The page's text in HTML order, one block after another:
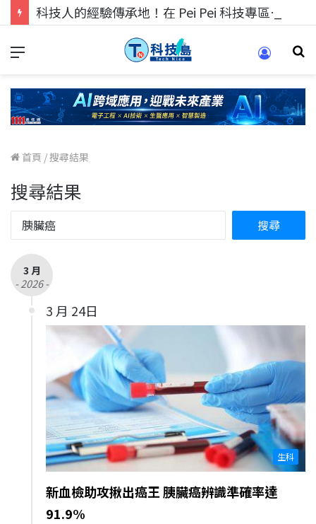
科技人的經驗傳承地！在 Pei Pei 科技專區，與學弟妹交流最硬核的技術
首頁 /搜尋結果
搜尋結果
3 月
- 2026 -
3 月 24日
生科
新血檢助攻揪出癌王 胰臟癌辨識準確率達
91.9%